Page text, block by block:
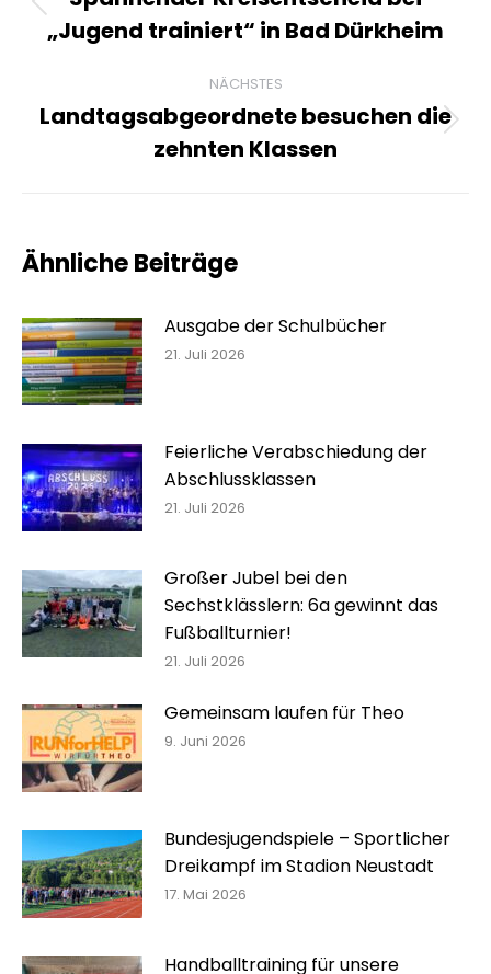
Vorheriger
Beitrag:
„Jugend trainiert“ in Bad Dürkheim
NÄCHSTES
Beitrag:
Landtagsabgeordnete besuchen die
zehnten Klassen
Ähnliche Beiträge
Ausgabe der Schulbücher
21. Juli 2026
Feierliche Verabschiedung der
Abschlussklassen
21. Juli 2026
Großer Jubel bei den
Sechstklässlern: 6a gewinnt das
Fußballturnier!
21. Juli 2026
Gemeinsam laufen für Theo
9. Juni 2026
Bundesjugendspiele – Sportlicher
Dreikampf im Stadion Neustadt
17. Mai 2026
Handballtraining für unsere